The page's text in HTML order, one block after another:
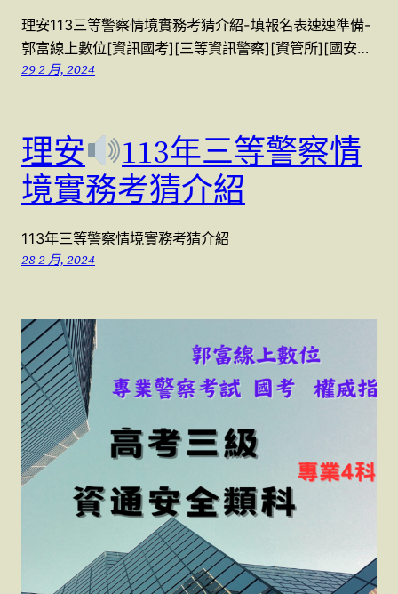
理安113三等警察情境實務考猜介紹-填報名表速速準備-
郭富線上數位[資訊國考][三等資訊警察][資管所][國安…
29 2 月, 2024
理安
113年三等警察情
境實務考猜介紹
113年三等警察情境實務考猜介紹
28 2 月, 2024